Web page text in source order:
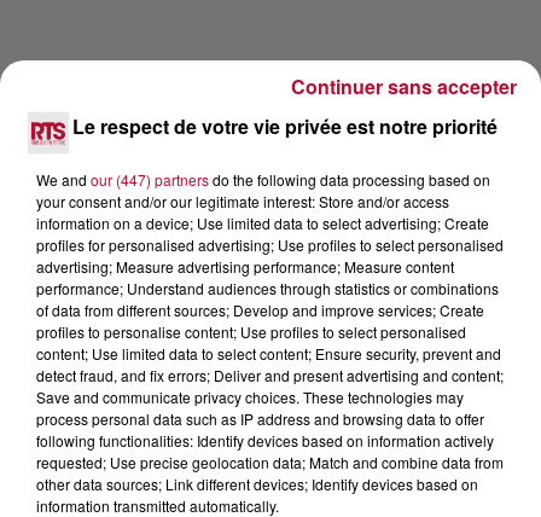
Lecture (36 min 57 sec)
RTS
12 février 2020 - 36 min 57 sec
ANDY DELORT L'ATTAQUANT STAR EN
INTERVIEW DANS CARRÉ VIP SUR RTS
Footballeur international Franco Algérien. Andy
actuellement attaquant dans le club de Montpellier
Le respect de votre vie privée est notre priorité
We and our (447) partnersdo the following data processing based on
your consent and/or our legitimate interest: Store and/or access
information on a device; Use limited data to select advertising; Create
profiles for personalised advertising; Use profiles to select personalised
advertising; Measure advertising performance; Measure content
performance; Understand audiences through statistics or combinations
of data from different sources; Develop and improve services; Create
profiles to personalise content; Use profiles to select personalised
content; Use limited data to select content; Ensure security, prevent and
detect fraud, and fix errors; Deliver and present advertising and content;
Save and communicate privacy choices. These technologies may
process personal data such as IP address and browsing data to offer
following functionalities: Identify devices based on information actively
requested; Use precise geolocation data; Match and combine data from
other data sources; Link different devices; Identify devices based on
information transmitted automatically.
Continuer sans accepter